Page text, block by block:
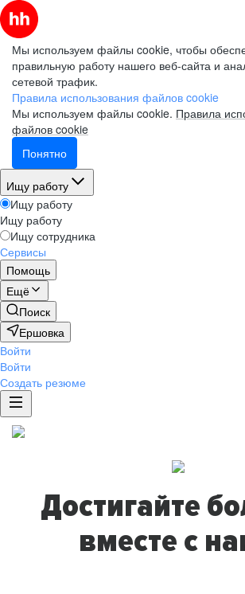
Мы используем файлы cookie, чтобы
правильную работу нашего веб-сайта и
сетевой трафик.
Правила использования файлов cookie
Мы используем файлы cookie. Правила
файлов cookie
Понятно
Ищу работу
Ищу работу
Ищу работу
Ищу сотрудника
Сервисы
Помощь
Ещё
Поиск
Ершовка
Войти
Войти
Создать резюме
Достигайте
вместе с